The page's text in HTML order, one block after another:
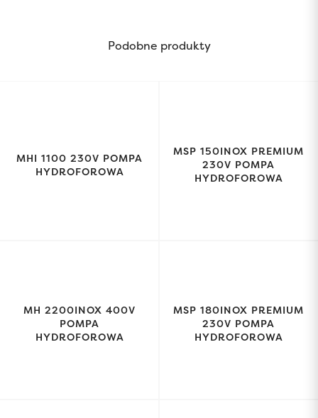
Podobne produkty
MHI 1100 230V POMPA
HYDROFOROWA
MSP 150INOX PREMIUM
230V POMPA
HYDROFOROWA
MH 2200INOX 400V
POMPA
HYDROFOROWA
MSP 180INOX PREMIUM
230V POMPA
HYDROFOROWA